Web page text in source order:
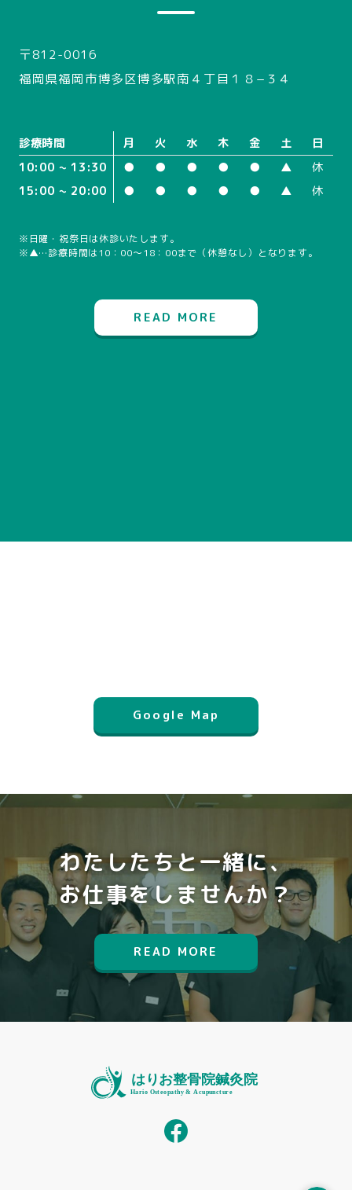
READ MORE
〒812-0016
福岡県福岡市博多区博多駅南４丁目１８−３４
診療時間 月 火 水 木 金 土
日
10:00 ~ 13:30
● ● ● ● ● ▲
休
15:00 ~ 20:00
● ● ● ● ● ▲ 休
※日曜・祝祭日は休診いたします。
※▲…診療時間は10：00～18：00まで（休憩なし）となります。
Google Map
わたしたちと一緒に、
お仕事をしませんか？
READ MORE